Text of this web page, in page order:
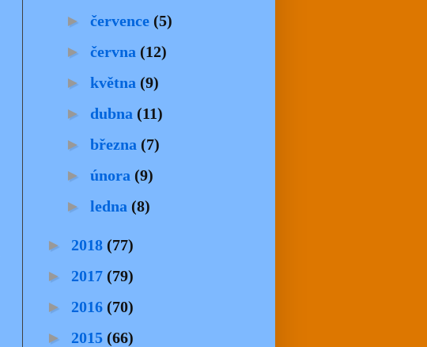
► července (5)
► června (12)
► května (9)
► dubna (11)
► března (7)
► února (9)
► ledna (8)
► 2018 (77)
► 2017 (79)
► 2016 (70)
► 2015 (66)